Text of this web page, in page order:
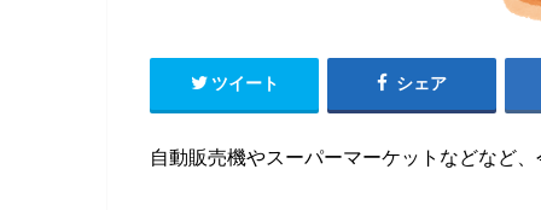
ツイート シェア
自動販売機やスーパーマーケットなどなど